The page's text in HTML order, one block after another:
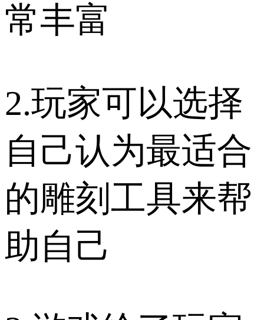
常丰富
2.玩家可以选择
自己认为最适合
的雕刻工具来帮
助自己